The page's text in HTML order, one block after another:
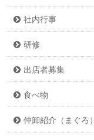
社内行事
研修
出店者募集
食べ物
仲卸紹介（まぐろ）